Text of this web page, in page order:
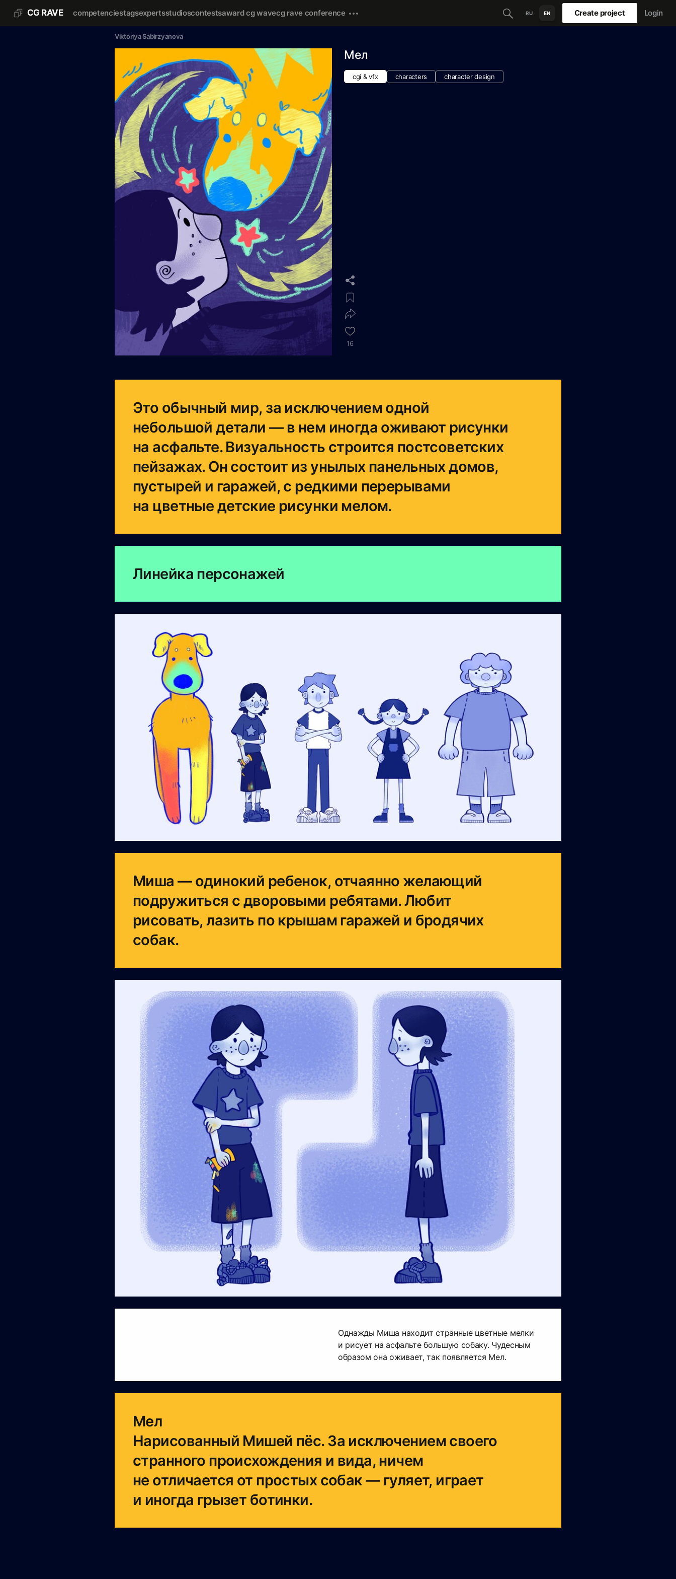
CG RAVE competenciestagsexpertsstudioscontestsaward cg wavecg rave conference RU EN Create project Login
Viktoriya Sabirzyanova
Мел
cgi & vfx characters character design
16
Это обычный мир, за исключением одной
небольшой детали — в нем иногда оживают рисунки
на асфальте. Визуальность строится постсоветских
пейзажах. Он состоит из унылых панельных домов,
пустырей и гаражей, с редкими перерывами
на цветные детские рисунки мелом.
Линейка персонажей
Миша — одинокий ребенок, отчаянно желающий
подружиться с дворовыми ребятами. Любит
рисовать, лазить по крышам гаражей и бродячих
собак.
Однажды Миша находит странные цветные мелки
и рисует на асфальте большую собаку. Чудесным
образом она оживает, так появляется Мел.
Мел
Нарисованный Мишей пёс. За исключением своего
странного происхождения и вида, ничем
не отличается от простых собак — гуляет, играет
и иногда грызет ботинки.